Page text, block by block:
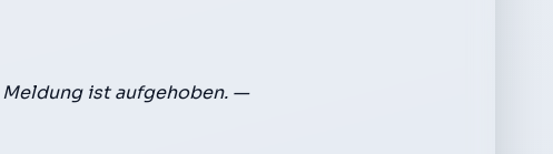
ist aufgehoben. —